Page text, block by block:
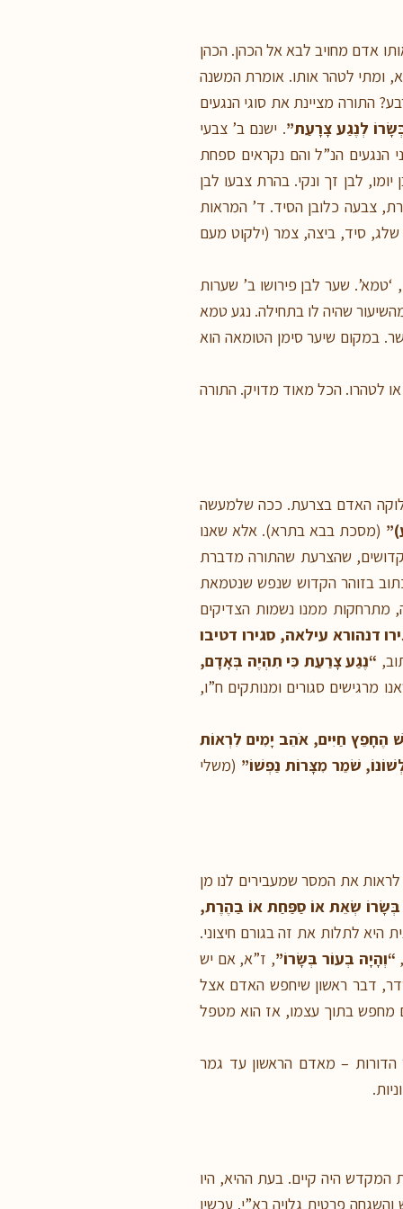
אדם מחויב לבא אל הכהן. הכהן
ומתי לטהר אותו. אומרת המשנה
התורה מציינת את סוגי הנגעים
לְנֶגַע צָרָעַת”. ישנם ב’ צבעי
הנגעים הנ”ל והם נקראים ספחת
לבן זך ונקי. בהרת צבעו לבן
צבעה כלובן הסיד. ד’ המראות
סיד, ביצה, צמר (ילקוט מעם
שער לבן פירושו ב’ שערות
שהיה לו בתחילה. נגע טמא
במקום שיער סימן הטומאה הוא
לטהרו. הכל מאוד מדויק. התורה
לוקה האדם בצרעת. ככה שלמעשה
(מסכת בבא בתרא). אלא שאנו
שהצרעת שהתורה מדברת
בזוהר הקדוש שנפש שנטמאת
מתרחקות ממנו נשמות הצדיקים
דנהורא עילאה, סגירו דטיבו
“נֶגַע צָרַעַת כִּי תִהְיֶה בְּאָדָם,
מרגישים סגורים ומנותקים ח”ו,
הֶחָפֵץ חַיִּים, אֹהֵב יָמִים לִרְאוֹת
שֹׁמֵר מִצָּרוֹת נַפְשׁוֹ” (משלי
את המסר שמעבירים לנו מן
בְּשָׂרוֹ שְׂאֵת אוֹ סַפַּחַת אוֹ בַהֶרֶת,
היא לתלות את זה בגורם חיצוני.
“וְהָיָה בְעוֹר בְּשָׂרוֹ”, ז”א, אם יש
דבר ראשון שיחפש האדם אצל
מחפש בתוך עצמו, אז הוא מטפל
הדורות – מאדם הראשון עד גמר
המקדש היה קיים. בעת ההיא, היו
פרטית גלויה בא”י. עכשיו